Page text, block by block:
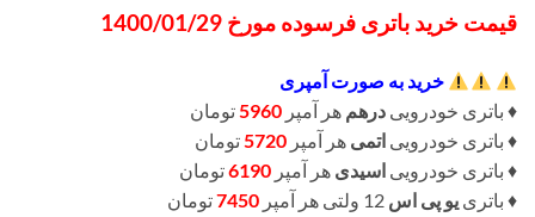
قیمت خرید باتری فرسوده مورخ 1400/01/29
خرید به صورت آمپری
♦️ باتری خودرویی درهم هر آمپر 5960تومان
♦️ باتری خودرویی اتمی هر آمپر 5720تومان
♦️ باتری خودرویی اسیدی هر آمپر 6190تومان
♦️ باتری یو پی اس 7450تومان